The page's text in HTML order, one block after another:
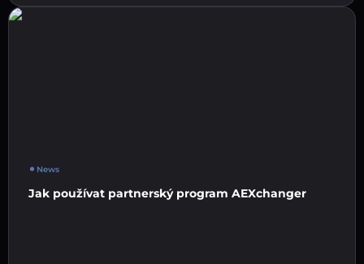
News
Jak používat partnerský program AEXchanger